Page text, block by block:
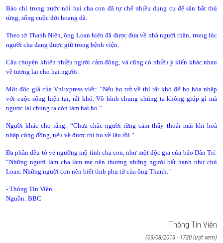
Báo chí trong nước nói hai cha con đã tự chế nhiều dụng cụ để săn bắt thú
rừng, sống cuộc đời hoang dã.
Theo tờ Thanh Niên, ông Loan hiện đã được đưa về nhà người thân, trong lúc
người cha đang được giữ trong bệnh viện.
Câu chuyện khiến nhiều người cảm động, và cũng có nhiều ý kiến khác nhau
về tương lai cho hai người.
Một độc giả của VnExpress viết: “Nếu họ trở về thì rất khó để họ hòa nhập
với cuộc sống hiện tại, rất khó. Vô hình chung chúng ta không giúp gì mà
ngược lại chúng ta còn làm hại họ.”
Người khác cho rằng: “Chưa chắc người rừng cảm thấy thoải mái khi hoà
nhập cộng đồng, nếu về được thì họ về lâu rồi.”
Đa phần đều tỏ vẻ ngưỡng mộ tình cha con, như một độc giả của báo Dân Trí:
“Những người làm cha làm mẹ nên thương những người bất hạnh như chú
Loan. Những người con nên biết tình phụ tử của ông Thanh."
- Thông Tín Viên
Nguồn: BBC
Thông Tín Viên
(09/08/2013 - 1730 lượt xem)